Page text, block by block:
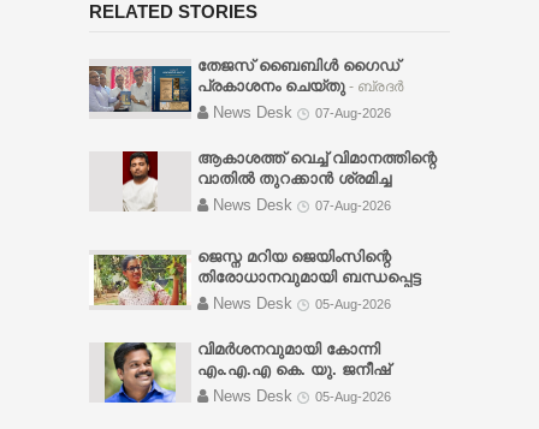
RELATED STORIES
തേജസ് ബൈബിൾ ഗൈഡ്
പ്രകാശനം ചെയ്തു - ബ്രദർ
സണ്ണി വർഗ്ഗീസ്, ചർച്ച് ഓഫ് ഗോഡ്
ശുശ്രൂഷകൻ പാസ്റ്റർ സി. ജെ.
തോമസിന് നൽകി പ്രകാശനം
ചെയ്യുകയും ദൈവനാമ
മഹത്വത്തിനായി സമർപ്പിച്ചു
ബൈബിളിൽ സ്കൂളിൽ പോയി
പഠിക്കുവാൻ കഴിയാത്തവർക്കും
വീട്ടിൽ ഇരുന്ന് ദൈവവചനം
ഉത്തമഗ്രന്ഥം. 1100 പേജുകൾ;
ബൈബിൾ പേപ്പർ പ്രിൻ്റിങ്.
News Desk 07-Aug-2026
ആകാശത്ത് വെച്ച് വിമാനത്തിന്റെ
വാതിൽ തുറക്കാൻ ശ്രമിച്ച
മലയാളി യുവാവ് അറസ്റ്റിൽ
ബാക്കി നിൽക്കെയായിരുന്നു
സംഭവം. എമർജൻസി എക്സിറ്റ്
വാതിലിന് സമീപം ഇരുന്ന പാലക്കാട്
യുവാവ് ആദ്യം എമർജൻസി
ഡോറിന്റെ വിൻഡോ പാനലിലെ
ഒരു ഗ്ലാസ് തകർത്തു. തുടർന്ന്
News Desk 07-Aug-2026
ജെസ്ന മറിയ ജെയിംസിന്റെ
തിരോധാനവുമായി ബന്ധപ്പെട്ട
സിബിഐ അന്വേഷണം ആറ്
ഹൈക്കോടതിയുടെ കര്‍ശന
നിര്‍ദ്ദേശം- ഹര്‍ജിക്കാരനായ
യുവാവിനെതിരെ ചില നിര്‍ണ്ണായക
സാഹചര്യങ്ങള്‍ സിബിഐ
News Desk 05-Aug-2026
വിമർശനവുമായി കോന്നി
എം.എ.എ കെ. യു. ജനീഷ്
കുമാർ- മുഖ്യമന്ത്രി പോയ
News Desk 05-Aug-2026